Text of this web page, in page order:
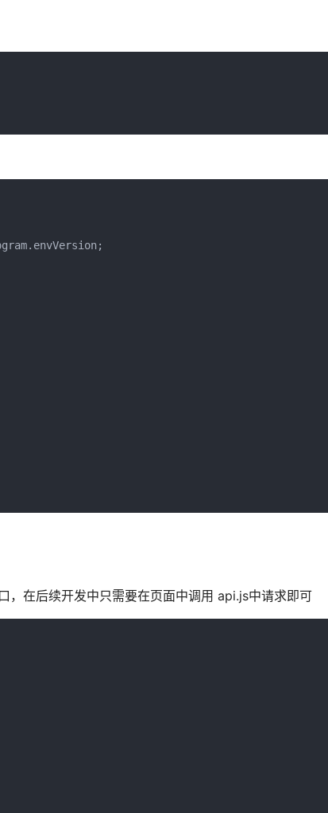
在后续开发中只需要在页面中调用 api.js中请求即可